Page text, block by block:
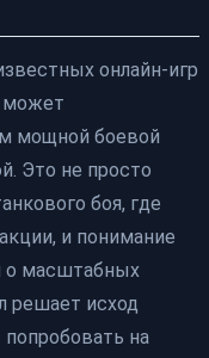
онлайн-игр
может
мощной боевой
Это не просто
боя, где
и понимание
о масштабных
решает исход
на